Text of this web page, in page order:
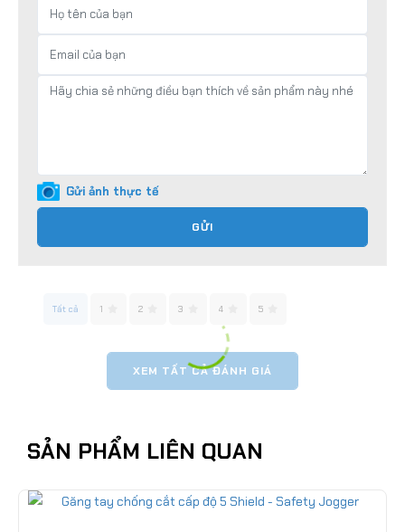
Gửi ảnh thực tế
GỬI
Tất cả 1 2 3 4 5
XEM TẤT CẢ ĐÁNH GIÁ
SẢN PHẨM LIÊN QUAN